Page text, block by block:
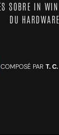
SOBRE IN
DU HARDWARE
COMPOSÉ PAR T. C.